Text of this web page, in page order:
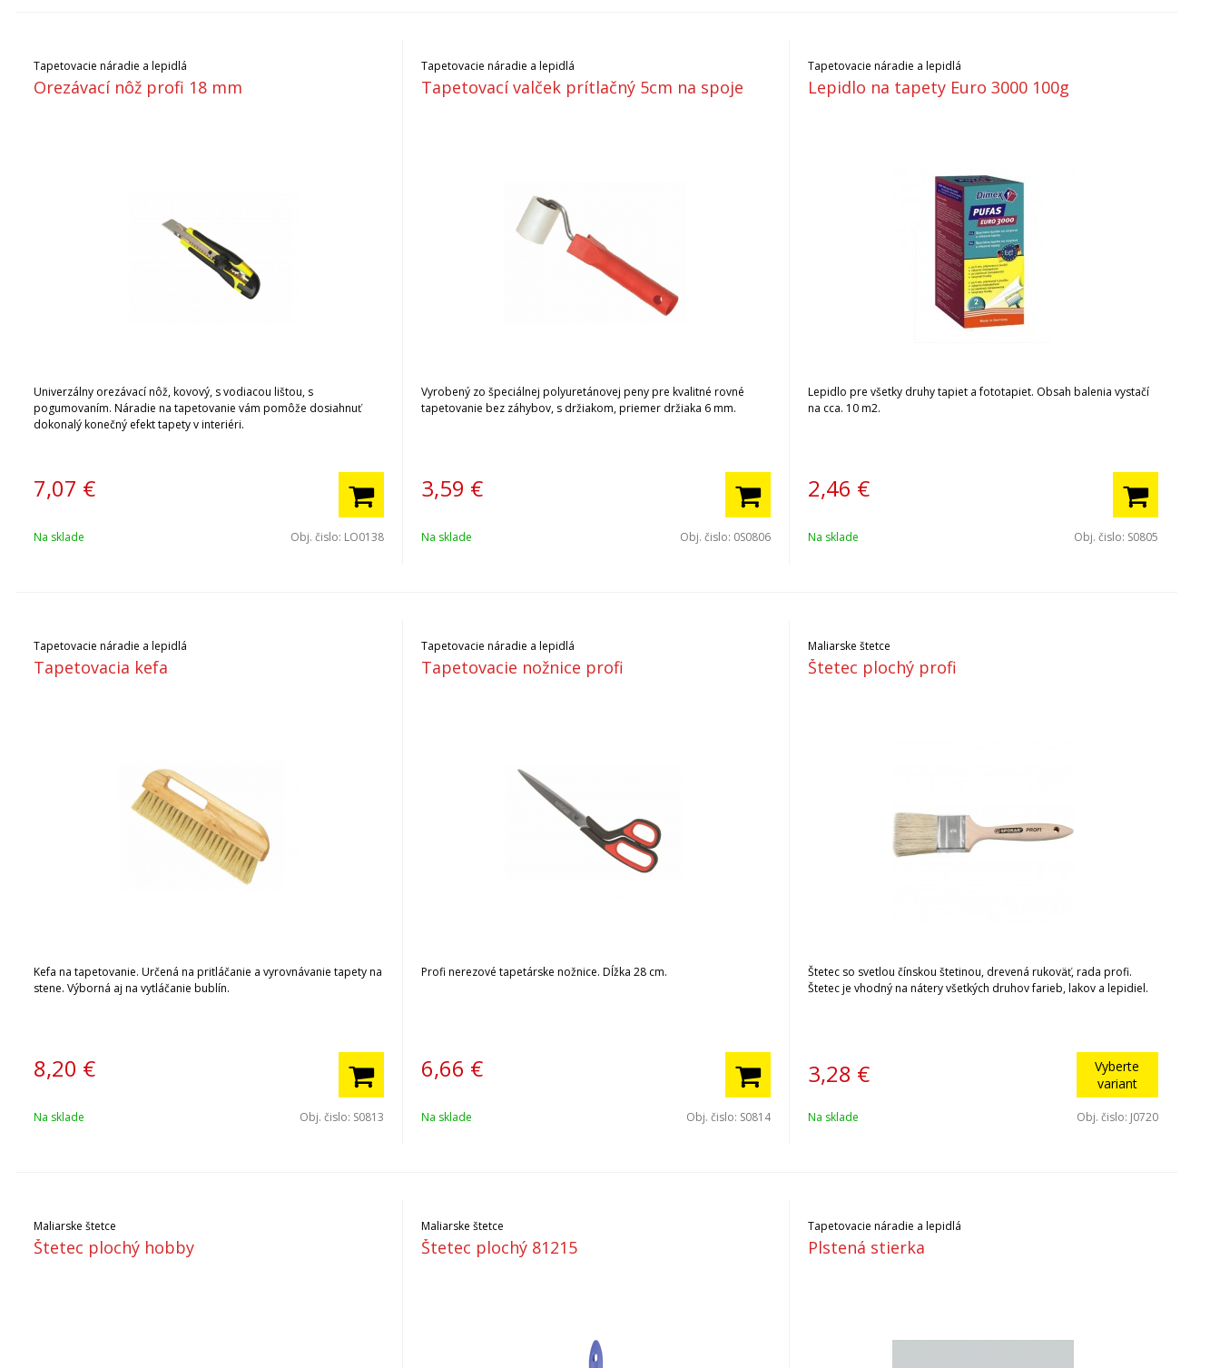
Tapetovacie náradie a lepidlá
Orezávací nôž profi 18 mm
Univerzálny orezávací nôž, kovový, s vodiacou lištou, s
pogumovaním. Náradie na tapetovanie vám pomôže dosiahnuť
dokonalý konečný efekt tapety v interiéri.
7,07 €
Na sklade Obj. čislo: LO0138
Tapetovacie náradie a lepidlá
Tapetovací valček prítlačný 5cm na spoje
Vyrobený zo špeciálnej polyuretánovej peny pre kvalitné rovné
tapetovanie bez záhybov, s držiakom, priemer držiaka 6 mm.
3,59 €
Na sklade Obj. čislo: 0S0806
Tapetovacie náradie a lepidlá
Lepidlo na tapety Euro 3000 100g
Lepidlo pre všetky druhy tapiet a fototapiet. Obsah balenia vystačí
na cca. 10 m2.
2,46 €
Na sklade Obj. čislo: S0805
Tapetovacie náradie a lepidlá
Tapetovacia kefa
Kefa na tapetovanie. Určená na pritláčanie a vyrovnávanie tapety na
stene. Výborná aj na vytláčanie bublín.
8,20 €
Na sklade Obj. čislo: S0813
Tapetovacie náradie a lepidlá
Tapetovacie nožnice profi
Profi nerezové tapetárske nožnice. Dĺžka 28 cm.
6,66 €
Na sklade Obj. čislo: S0814
Maliarske štetce
Štetec plochý profi
Štetec so svetlou čínskou štetinou, drevená rukoväť, rada profi.
Štetec je vhodný na nátery všetkých druhov farieb, lakov a lepidiel.
3,28 €
Vyberte
variant
Na sklade Obj. čislo: J0720
Maliarske štetce
Štetec plochý hobby
Maliarske štetce
Štetec plochý 81215
Tapetovacie náradie a lepidlá
Plstená stierka